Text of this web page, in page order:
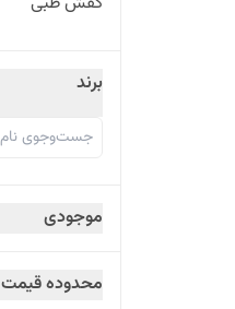
برند
موجودی
محدوده قیمت